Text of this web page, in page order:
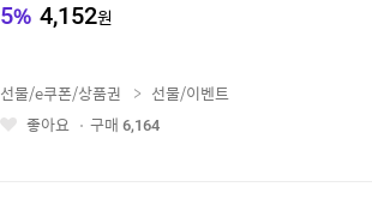
5% 4,152원
좋
선물/e쿠폰/상품권
선물/이벤트
좋아요
구매 6,164